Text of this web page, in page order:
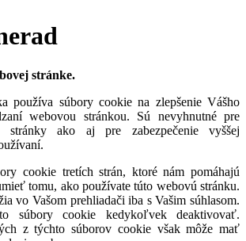
stránke.
používa súbory cookie na zlepšenie Vášho
webovou stránkou. Sú nevyhnutné pre
stránky ako aj pre zabezpečenie vyššej
cookie tretích strán, ktoré nám pomáhajú
tomu, ako používate túto webovú stránku.
vo Vašom prehliadači iba s Vašim súhlasom.
súbory cookie kedykoľvek deaktivovať.
z týchto súborov cookie však môže mať